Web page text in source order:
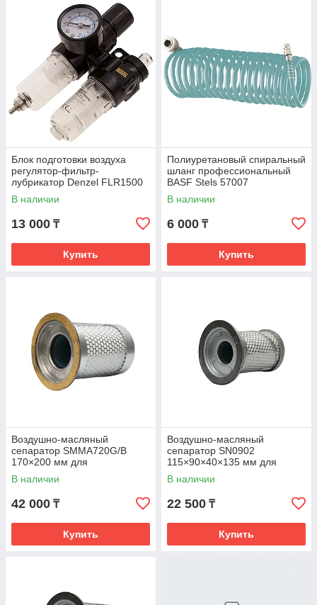
Блок подготовки воздуха
регулятор-фильтр-
лубрикатор Denzel FLR1500
В наличии
13 000 ₸
Купить
Полиуретановый спиральный
шланг профессиональный
BASF Stels 57007
В наличии
6 000 ₸
Купить
Воздушно-масляный
сепаратор SMMA720G/B
170×200 мм для
компрессоров 18.5–22 kW
(16–20 bar)
В наличии
42 000 ₸
Купить
Воздушно-масляный
сепаратор SN0902
115×90×40×135 мм для
компрессоров 7.5 kW (6–13
bar)
В наличии
22 500 ₸
Купить